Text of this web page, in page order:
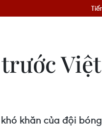
khăn của đội